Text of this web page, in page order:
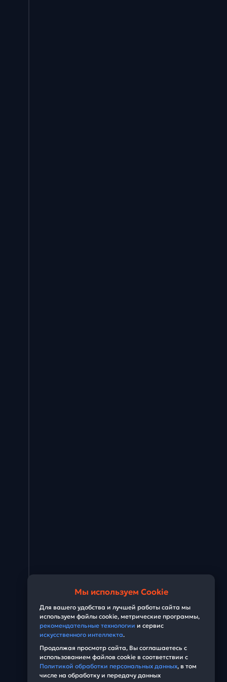
Мы используем Cookie
Для вашего удобства и лучшей работы сайта мы
используем файлы cookie, метрические программы,
рекомендательные технологии и сервис
искусственного интеллекта.
Продолжая просмотр сайта, Вы соглашаетесь с
использованием файлов cookie в соответствии с
Политикой обработки персональных данных, в том
числе на обработку и передачу данных